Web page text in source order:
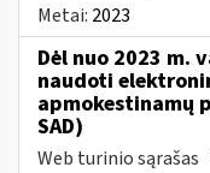
Metai: 2023
Dėl nuo 2023 m.
naudoti
apmokestinamų
SAD)
Web turinio sąrašas